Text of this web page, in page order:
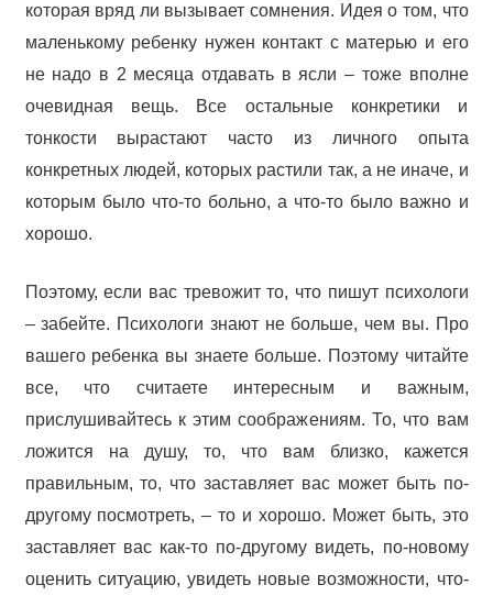
которая вряд ли вызывает сомнения. Идея о том, что
маленькому ребенку нужен контакт с матерью и его
не надо в 2 месяца отдавать в ясли – тоже вполне
очевидная вещь. Все остальные конкретики и
тонкости вырастают часто из личного опыта
конкретных людей, которых растили так, а не иначе, и
которым было что-то больно, а что-то было важно и
хорошо.
Поэтому, если вас тревожит то, что пишут психологи
– забейте. Психологи знают не больше, чем вы. Про
вашего ребенка вы знаете больше. Поэтому читайте
все, что считаете интересным и важным,
прислушивайтесь к этим соображениям. То, что вам
ложится на душу, то, что вам близко, кажется
правильным, то, что заставляет вас может быть по-
другому посмотреть, – то и хорошо. Может быть, это
заставляет вас как-то по-другому видеть, по-новому
оценить ситуацию, увидеть новые возможности, что-